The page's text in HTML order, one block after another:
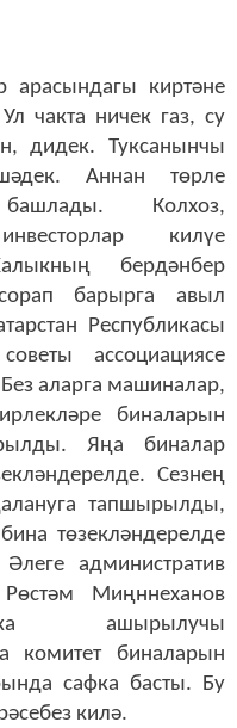
киртәне
чакта ничек газ, су
дидек. Туксанынчы
Аннан төрле
Колхоз,
килүе
бердәнбер
барырга авыл
Республикасы
ассоциациясе
аларга машиналар,
биналарын
Яңа биналар
Сезнең
тапшырылды,
төзекләндерелде
административ
Миңннеханов
ашырылучы
комитет биналарын
сафка басты. Бу
килә.